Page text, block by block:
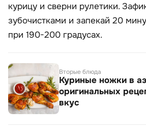
курицу и сверни рулетики.
зубочистками и запекай 20
при 190-200 градусах.
Вторые блюда
Куриные ножки в
оригинальных
вкус